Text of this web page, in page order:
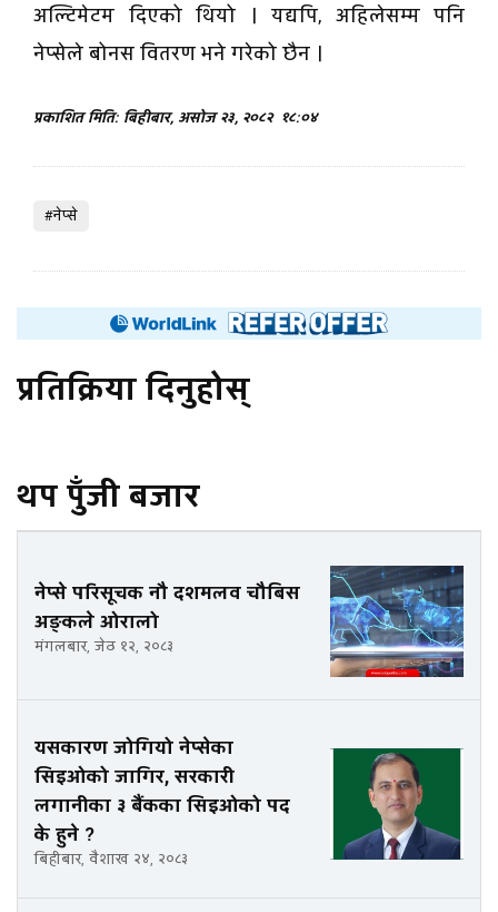
अल्टिमेटम दिएको थियो । यद्यपि, अहिलेसम्म पनि
नेप्सेले बोनस वितरण भने गरेको छैन ।
प्रकाशित मिति: बिहीबार, असोज २३, २०८२ १८:०४
#नेप्से
प्रतिक्रिया दिनुहोस्
थप पुँजी बजार
नेप्से परिसूचक नौ दशमलव चौबिस
अङ्कले ओरालो
मंगलबार, जेठ १२, २०८३
यसकारण जोगियो नेप्सेका
सिइओको जागिर, सरकारी
लगानीका ३ बैंकका सिइओको पद
के हुने ?
बिहीबार, वैशाख २४, २०८३